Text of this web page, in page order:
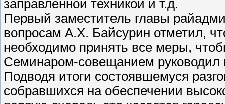
заправленной техникой и т.д.
Первый заместитель главы
вопросам А.Х. Байсурин отметил,
необходимо принять все меры,
Семинаром-совещанием руководил
Подводя итоги состоявшемуся
собравшихся на обеспечении